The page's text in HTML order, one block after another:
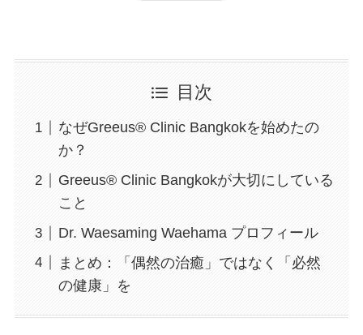
目次
なぜGreeus®︎ Clinic Bangkokを始めたの
か？
Greeus®︎ Clinic Bangkokが大切にしている
こと
Dr. Waesaming Waehama プロフィール
まとめ：「偶然の治癒」ではなく「必然
の健康」を